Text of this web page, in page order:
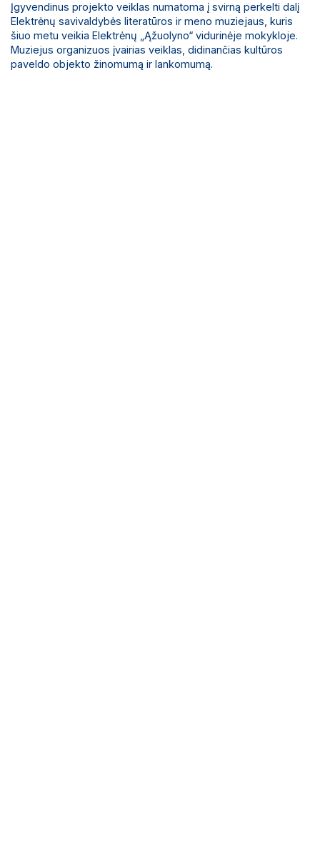
Įgyvendinus projekto veiklas numatoma į svirną perkelti dalį
Elektrėnų savivaldybės literatūros ir meno muziejaus, kuris
šiuo metu veikia Elektrėnų „Ąžuolyno“ vidurinėje mokykloje.
Muziejus organizuos įvairias veiklas, didinančias kultūros
paveldo objekto žinomumą ir lankomumą.